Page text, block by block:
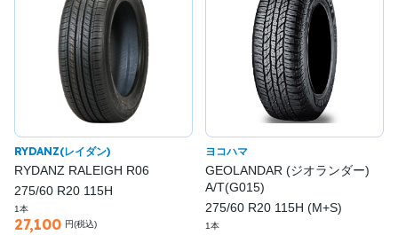
RYDANZ(レイダン)
RYDANZ RALEIGH R06
275/60 R20 115H
1本
27,100 円(税込)
ヨコハマ
GEOLANDAR (ジオランダー)
A/T(G015)
275/60 R20 115H (M+S)
1本